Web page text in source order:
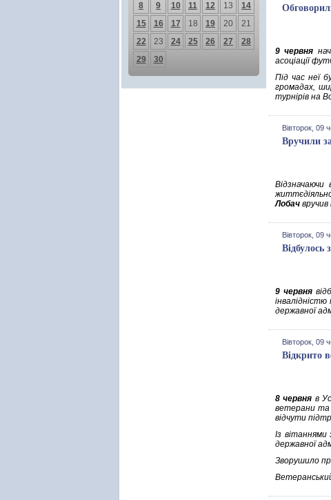
8
9 10 11 12 13
14
15
16 17 18 19 20
21
22
23 24 25 26 27
28
29
30
9 червня
асоціації
Під час неї
громадах,
турнірів на
Вівторок, 09
Вручили
Лобач
Вівторок, 09
Відбулось
9 червня
державної
Вівторок, 09
Відкрито
8 червня в
ветерани та
відчути
Із вітаннями
державної
Зворушило